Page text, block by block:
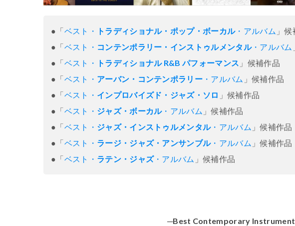
●「ベスト・ トラディショナル・ポップ・ボーカル・アルバム 」
●「ベスト・ コンテンポラリー・インストゥルメンタル・アルバム
●「ベスト・ トラディショナル R&B パフォーマンス 」候補作品
●「ベスト・ アーバン・コンテンポラリー ・アルバム 」候補作品
●「ベスト・ インプロバイズド・ジャズ・ソロ 」候補作品
●「ベスト・ ジャズ・ボーカル・アルバム 」候補作品
●「ベスト・ ジャズ・インストゥルメンタル・アルバム 」候補作品
●「ベスト・ ラージ・ジャズ・アンサンブル・アルバム 」候補作品
●「ベスト・ ラテン・ジャズ・アルバム 」候補作品
─Best Contemporary